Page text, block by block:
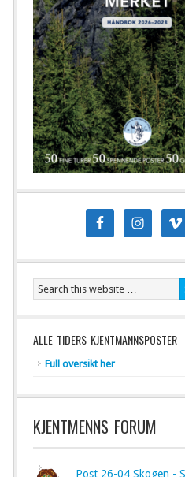
ALLE TIDERS KJENTMANNSPOSTER
Full oversikt her
KJENTMENNS FORUM
Post 26-04 Skogen -